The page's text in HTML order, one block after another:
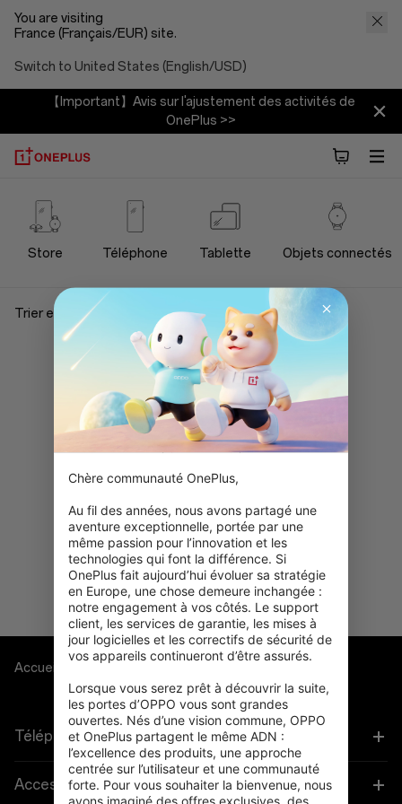
You are visiting
France (Français/EUR) site.
Switch to United States (English/USD)
【Important】Avis sur l'ajustement des activités de
OnePlus >>
OnePlus
Audio
Store
Store Téléphone Tablette Objets connectés
Trier et filtrer
Uh-oh ! Aucun résultat trouvé.
Essayez de rechercher avec
d'autres filtres.
Accueil Audio
Téléphones
OnePlus 15
Accessoires
Chère communauté OnePlus,
Au fil des années, nous avons partagé une
aventure exceptionnelle, portée par une
même passion pour l’innovation et les
technologies qui font la différence. Si
OnePlus fait aujourd’hui évoluer sa stratégie
en Europe, une chose demeure inchangée :
notre engagement à vos côtés. Le support
client, les services de garantie, les mises à
jour logicielles et les correctifs de sécurité de
vos appareils continueront d’être assurés.
Lorsque vous serez prêt à découvrir la suite,
les portes d’OPPO vous sont grandes
ouvertes. Nés d’une vision commune, OPPO
et OnePlus partagent le même ADN :
l’excellence des produits, une approche
centrée sur l’utilisateur et une communauté
forte. Pour vous souhaiter la bienvenue, nous